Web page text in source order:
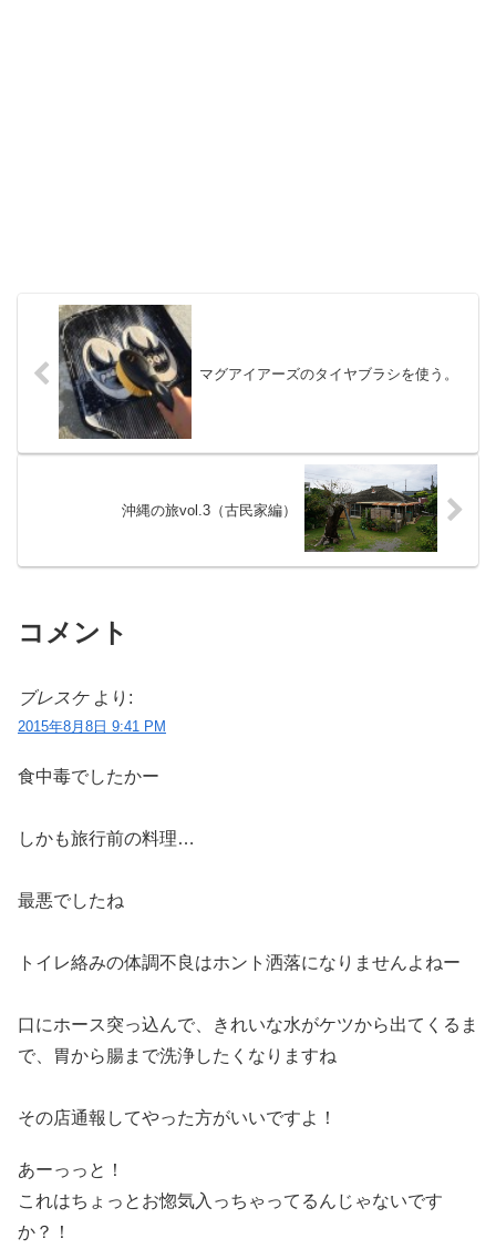
マグアイアーズのタイヤブラシを使う。
沖縄の旅vol.3（古民家編）
コメント
ブレスケ より:
2015年8月8日 9:41 PM
食中毒でしたかー
しかも旅行前の料理…
最悪でしたね
トイレ絡みの体調不良はホント洒落になりませんよねー
口にホース突っ込んで、きれいな水がケツから出てくるま
で、胃から腸まで洗浄したくなりますね
その店通報してやった方がいいですよ！
あーっっと！
これはちょっとお惚気入っちゃってるんじゃないです
か？！